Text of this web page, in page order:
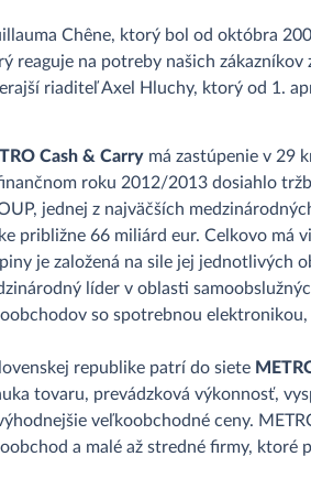
Chêne, ktorý bol od októbra
reaguje na potreby našich
riaditeľ Axel Hluchy, ktorý od 1.
Cash & Carry má zastúpenie v 29
roku 2012/2013 dosiahlo
jednej z najväčších
približne 66 miliárd eur. Celkovo má
je založená na sile jej jednotlivých
líder v oblasti
so spotrebnou
republike patrí do siete
tovaru, prevádzková výkonnosť,
veľkoobchodné ceny.
a malé až stredné firmy, ktoré